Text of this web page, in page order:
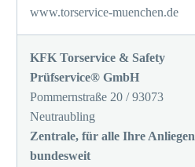
www.torservice-muenchen.de
KFK Torservice & Safety
Prüfservice® GmbH
Pommernstraße 20 / 93073
Neutraubling
Zentrale, für alle Ihre Anliegen
bundesweit